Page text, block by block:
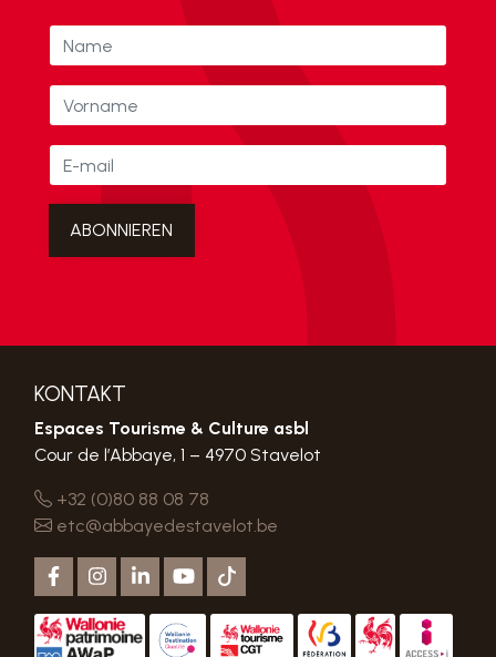
KONTAKT
Espaces Tourisme & Culture asbl
Cour de l’Abbaye, 1 – 4970 Stavelot
+32 (0)80 88 08 78
etc@abbayedestavelot.be